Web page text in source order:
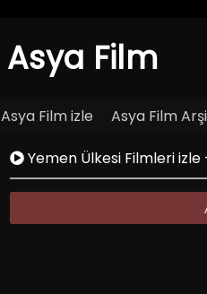
Asya Film
Asya Film izle Asya Film
Yemen Ülkesi Filmleri